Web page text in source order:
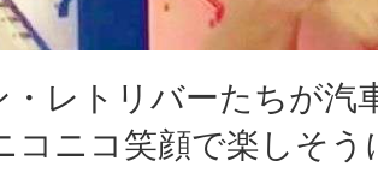
・レトリバーたちが汽
ニコ笑顔で楽しそう